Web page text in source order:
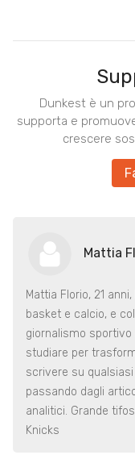
Dunkest è un
supporta e
crescere
Mattia
Mattia Florio, 21
basket e calcio, e
giornalismo sportivo
studiare per
scrivere su
passando dagli
analitici. Grande
Knicks